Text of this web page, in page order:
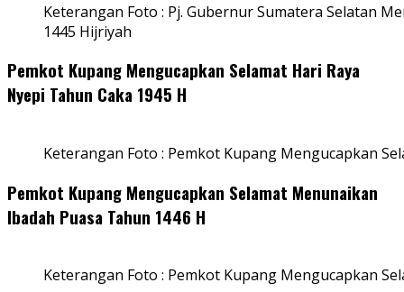
Keterangan Foto : Pj. Gubernur Sumatera Selatan
1445 Hijriyah
Pemkot Kupang Mengucapkan Selamat Hari Raya
Nyepi Tahun Caka 1945 H
Keterangan Foto : Pemkot Kupang Mengucapkan
Pemkot Kupang Mengucapkan Selamat Menunaikan
Ibadah Puasa Tahun 1446 H
Keterangan Foto : Pemkot Kupang Mengucapkan